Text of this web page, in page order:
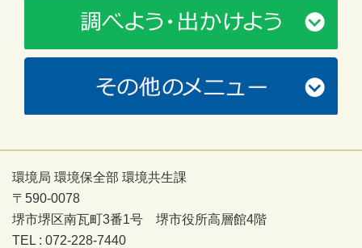
環境局 環境保全部 環境共生課
〒590-0078
堺市堺区南瓦町3番1号 堺市役所高層館4階
TEL : 072-228-7440